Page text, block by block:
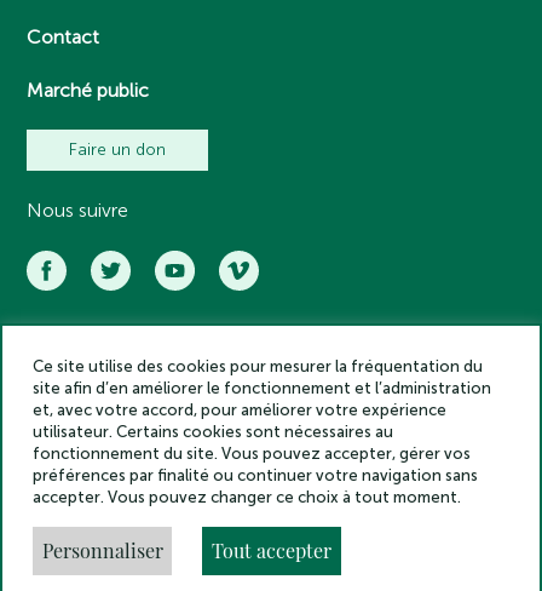
Contact
Marché public
Faire un don
Nous suivre
Académie des inscriptions et belles lettres – Tous droits réservés
2025
Politique de confidentialité
Mentions légales
Crédits
Gestion des cookies
Made by
Ce site utilise des cookies pour mesurer la fréquentation du
site afin d’en améliorer le fonctionnement et l’administration
et, avec votre accord, pour améliorer votre expérience
utilisateur. Certains cookies sont nécessaires au
fonctionnement du site. Vous pouvez accepter, gérer vos
préférences par finalité ou continuer votre navigation sans
accepter. Vous pouvez changer ce choix à tout moment.
Personnaliser Tout accepter